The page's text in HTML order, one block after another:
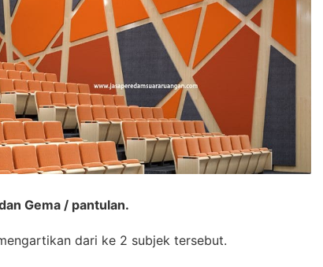
Gema / pantulan.
dari ke 2 subjek tersebut.